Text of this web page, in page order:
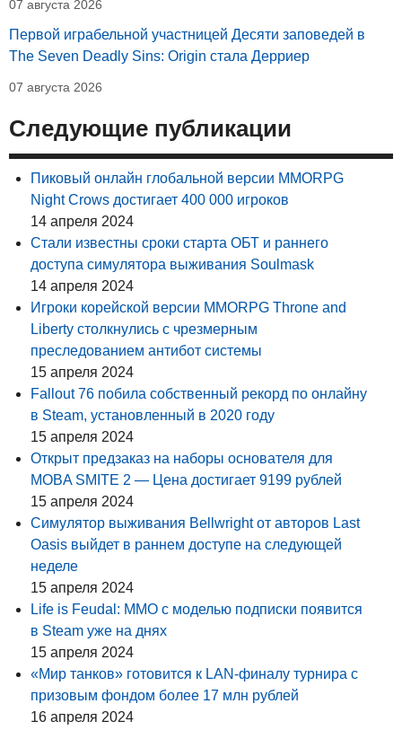
07 августа 2026
Первой играбельной участницей Десяти заповедей в
The Seven Deadly Sins: Origin стала Дерриер
07 августа 2026
Следующие публикации
Пиковый онлайн глобальной версии MMORPG
Night Crows достигает 400 000 игроков
14 апреля 2024
Стали известны сроки старта ОБТ и раннего
доступа симулятора выживания Soulmask
14 апреля 2024
Игроки корейской версии MMORPG Throne and
Liberty столкнулись с чрезмерным
преследованием антибот системы
15 апреля 2024
Fallout 76 побила собственный рекорд по онлайну
в Steam, установленный в 2020 году
15 апреля 2024
Открыт предзаказ на наборы основателя для
MOBA SMITE 2 — Цена достигает 9199 pублей
15 апреля 2024
Симулятор выживания Bellwright от авторов Last
Oasis выйдет в раннем доступе на следующей
неделе
15 апреля 2024
Life is Feudal: MMO с моделью подписки появится
в Steam уже на днях
15 апреля 2024
«Мир танков» готовится к LAN-финалу турнира с
призовым фондом более 17 млн рублей
16 апреля 2024